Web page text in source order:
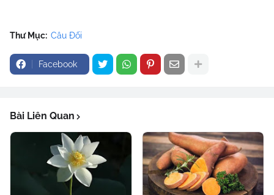
Thư Mục: Câu Đối
Facebook
Bài Liên Quan